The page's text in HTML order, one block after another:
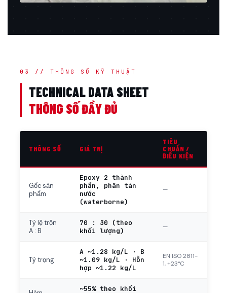
03 // THÔNG SỐ KỸ THUẬT
TECHNICAL DATA SHEET
THÔNG SỐ ĐẦY ĐỦ
THÔNG SỐ GIÁ TRỊ
TIÊU
CHUẨN /
ĐIỀU KIỆN
Gốc sản
phẩm
Epoxy 2 thành
phần, phân tán
nước
(waterborne)
—
Tỷ lệ trộn
A : B
70 : 30 (theo
khối lượng)
—
Tỷ trọng
A ~1.28 kg/L · B
~1.09 kg/L · Hỗn
hợp ~1.22 kg/L
EN ISO 2811-
1, +23°C
~55% theo khối